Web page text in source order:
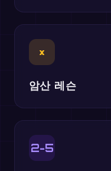
×
암산 레슨
2-5